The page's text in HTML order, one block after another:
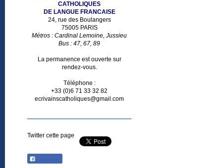
CATHOLIQUES
DE LANGUE FRANCAISE
24, rue des Boulangers
75005 PARIS
Métros : Cardinal Lemoine, Jussieu
Bus : 47, 67, 89
La permanence est ouverte sur
rendez-vous.
Téléphone :
+33 (0)6 71 33 32 82
ecrivainscatholiques@gmail.com
Twitter cette page